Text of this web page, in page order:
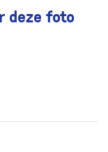
deze foto